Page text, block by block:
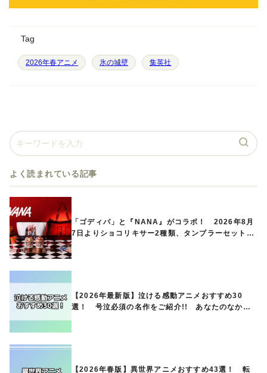
Tag
2026年春アニメ 氷の城壁 集英社
よく読まれている記事
「ゴディバ」と『NANA』がコラボ！ 2026年8月
7日よりショコリキサー2種類、タンブラーセットな
【2026年最新版】泣ける感動アニメおすすめ30
選！ 号泣必須の名作をご紹介!! あなたのなかの
【2026年春版】異世界アニメおすすめ43選！ 転